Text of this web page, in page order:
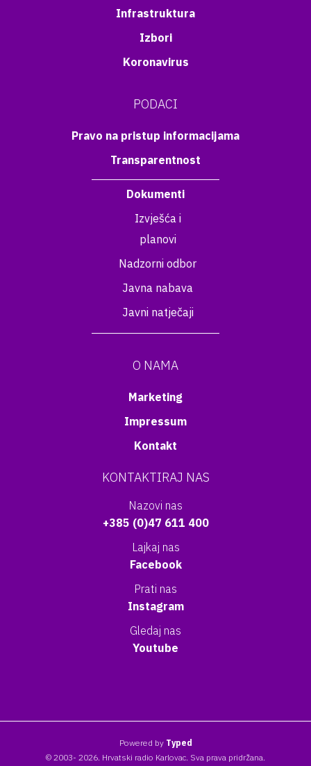
Infrastruktura
Izbori
Koronavirus
PODACI
Pravo na pristup informacijama
Transparentnost
Dokumenti
Izvješća i
planovi
Nadzorni odbor
Javna nabava
Javni natječaji
O NAMA
Marketing
Impressum
Kontakt
KONTAKTIRAJ NAS
Nazovi nas
+385 (0)47 611 400
Lajkaj nas
Facebook
Prati nas
Instagram
Gledaj nas
Youtube
Powered by Typed
© 2003- 2026. Hrvatski radio Karlovac. Sva prava pridržana.